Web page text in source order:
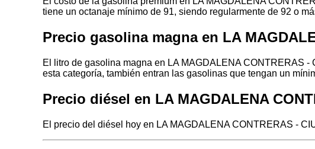
tiene un octanaje mínimo de 91, siendo regularmente de 92 o
Precio gasolina magna en LA
El litro de gasolina magna en LA MAGDALENA CONTRERAS
esta categoría, también entran las gasolinas que tengan un
Precio diésel en LA MAGDALENA
El precio del diésel hoy en LA MAGDALENA CONTRERAS -